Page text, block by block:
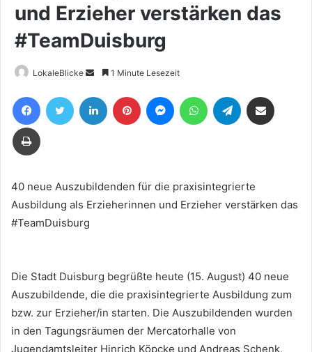
und Erzieher verstärken das
#TeamDuisburg
LokaleBlicke
Sende
eine
E-
1 Minute Lesezeit
FacebookTwitter LinkedIn Pinterest MessengerWhatsAppTelegram
Drucken
40 neue Auszubildenden für die praxisintegrierte
Ausbildung als Erzieherinnen und Erzieher verstärken das
#TeamDuisburg
Die Stadt Duisburg begrüßte heute (15. August) 40 neue
Auszubildende, die die praxisintegrierte Ausbildung zum
bzw. zur Erzieher/in starten. Die Auszubildenden wurden
in den Tagungsräumen der Mercatorhalle von
Jugendamtsleiter Hinrich Köpcke und Andreas Schenk,